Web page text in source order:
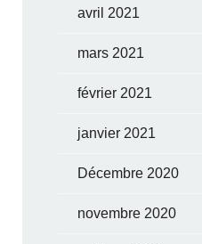
avril 2021
mars 2021
février 2021
janvier 2021
Décembre 2020
novembre 2020